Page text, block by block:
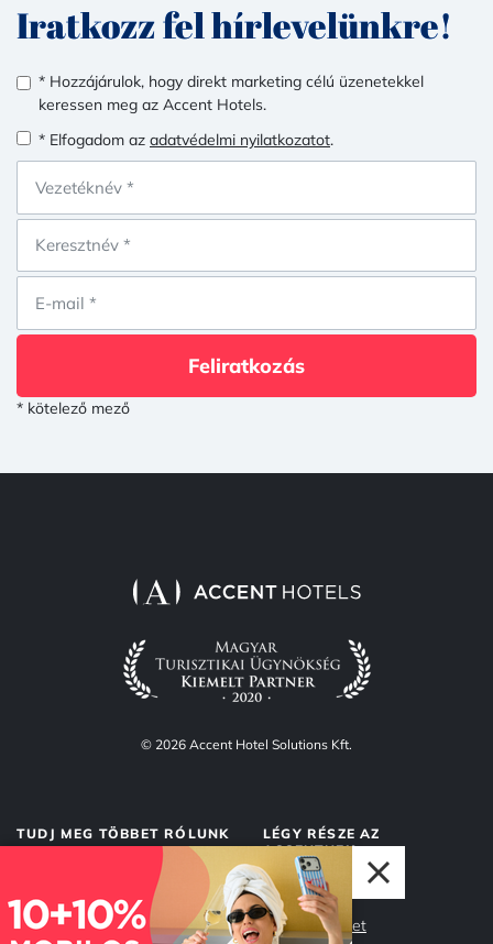
Iratkozz fel hírlevelünkre!
* Hozzájárulok, hogy direkt marketing célú üzenetekkel
keressen meg az Accent Hotels.
* Elfogadom az adatvédelmi nyilatkozatot.
Feliratkozás
* kötelező mező
© 2026 Accent Hotel Solutions Kft.
TUDJ MEG TÖBBET RÓLUNK
Rólunk
LÉGY RÉSZE AZ
ACCENTNEK
Accent Market